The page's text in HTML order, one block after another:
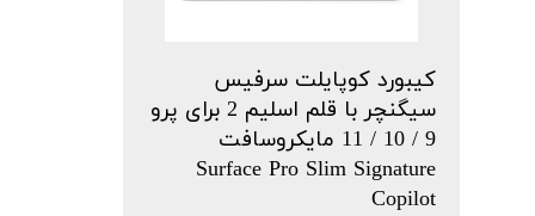
کیبورد کوپایلت سرفیس
سیگنچر با قلم اسلیم 2 برای پرو
9 / 10 / 11 مایکروسافت
Surface Pro Slim Signature
Copilot